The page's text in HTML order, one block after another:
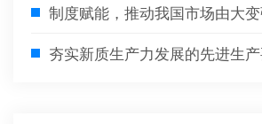
制度赋能，推动我国市场由大
夯实新质生产力发展的先进生产